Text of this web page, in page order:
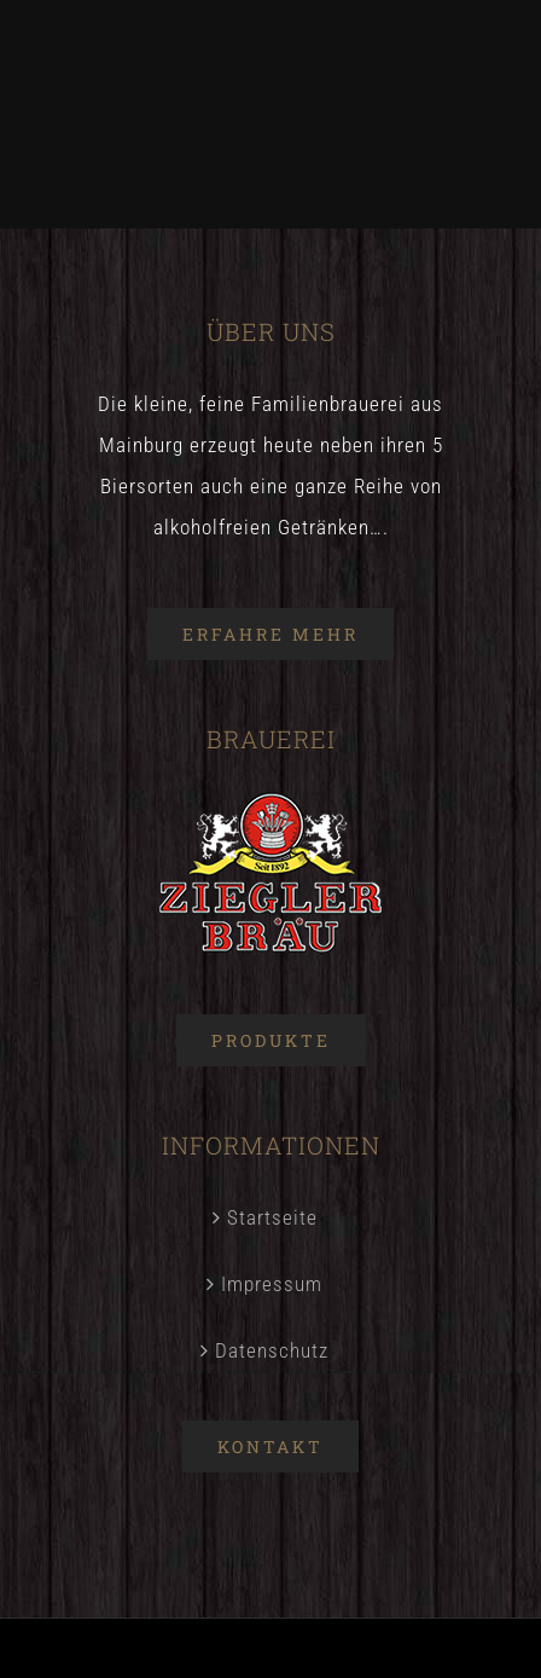
ÜBER UNS
Die kleine, feine Familienbrauerei aus
Mainburg erzeugt heute neben ihren 5
Biersorten auch eine ganze Reihe von
alkoholfreien Getränken….
ERFAHRE MEHR
BRAUEREI
PRODUKTE
INFORMATIONEN
Startseite
Impressum
Datenschutz
KONTAKT